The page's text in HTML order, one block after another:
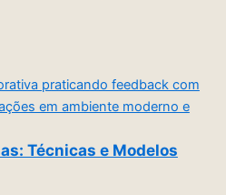
Técnicas e Modelos